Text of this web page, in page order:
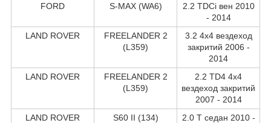
FORD
S-MAX (WA6)
2.2 TDCi вен 2010
- 2014
LAND ROVER
FREELANDER 2
(L359)
3.2 4x4 вездеход
закритий 2006 -
2014
LAND ROVER
FREELANDER 2
(L359)
2.2 TD4 4x4
вездеход закритий
2007 - 2014
LAND ROVER
S60 II (134)
2.0 T седан 2010 -